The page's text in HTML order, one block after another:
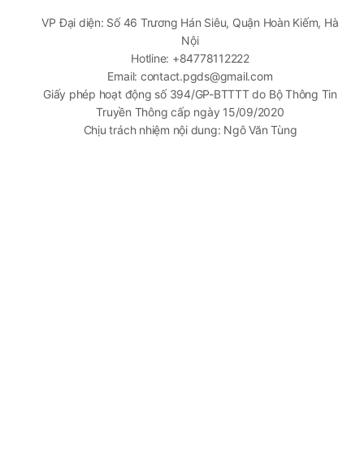
VP Đại diện: Số 46 Trương Hán Siêu, Quận Hoàn Kiếm, Hà
Nội
Hotline: +84778112222
Email: contact.pgds@gmail.com
Giấy phép hoạt động số 394/GP-BTTTT do Bộ Thông Tin
Truyền Thông cấp ngày 15/09/2020
Chịu trách nhiệm nội dung: Ngô Văn Tùng